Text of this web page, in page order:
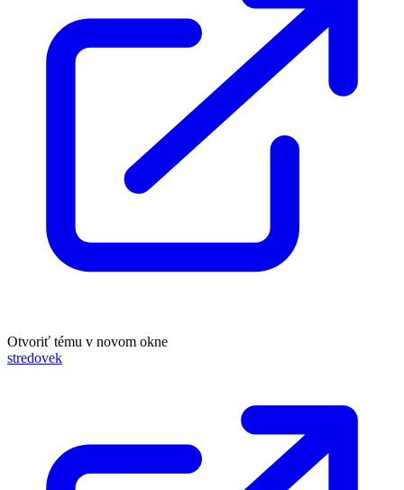
Otvoriť tému v novom okne
stredovek